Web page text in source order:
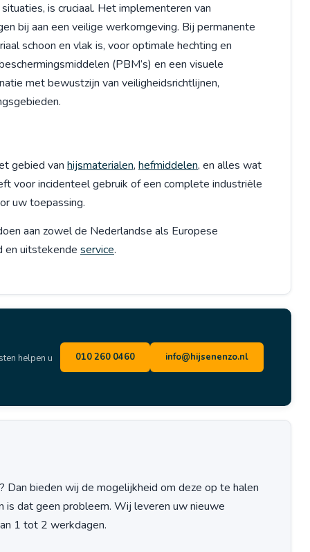
is cruciaal. Het implementeren van
bij aan een veilige werkomgeving. Bij permanente
schoon en vlak is, voor optimale hechting en
(PBM’s) en een visuele
met bewustzijn van veiligheidsrichtlijnen,
gebied van hijsmaterialen, hefmiddelen, en alles wat
voor incidenteel gebruik of een complete industriële
uw toepassing.
aan zowel de Nederlandse als Europese
en uitstekende service.
helpen u 010 260 0460 info@hijsenenzo.nl
bieden wij de mogelijkheid om deze op te halen
is dat geen probleem. Wij leveren uw nieuwe
1 tot 2 werkdagen.